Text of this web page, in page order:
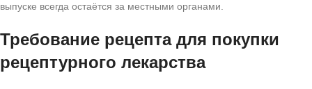
выпуске всегда остаётся за местными органами.
Требование рецепта для покупки
рецептурного лекарства